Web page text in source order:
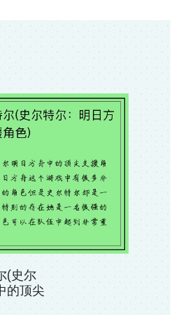
(史尔
的顶尖